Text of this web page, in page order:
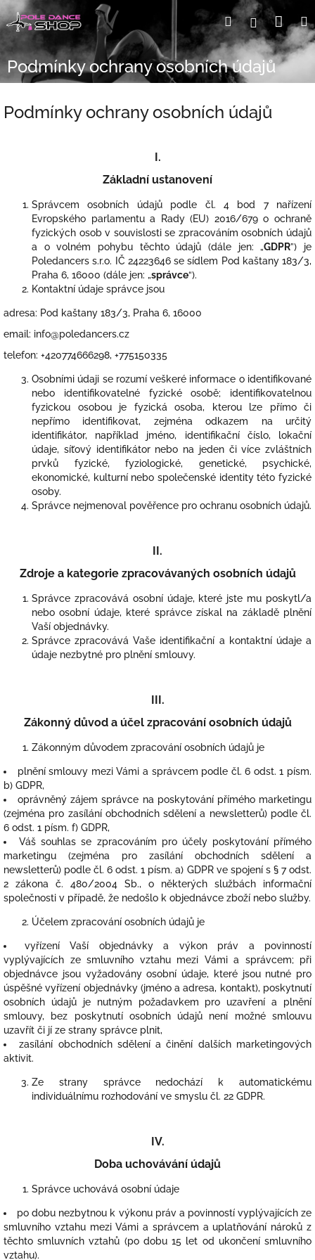
Přejít
na
obsah
HledatPřihlášení
Podmínky ochrany osobních údajů
Podmínky ochrany osobních údajů
I.
Základní ustanovení
Správcem osobních údajů podle čl. 4 bod 7 nařízení
Evropského parlamentu a Rady (EU) 2016/679 o ochraně
fyzických osob v souvislosti se zpracováním osobních údajů
a o volném pohybu těchto údajů (dále jen: „GDPR”) je
Poledancers s.r.o. IČ 24223646 se sídlem Pod kaštany 183/3,
Praha 6, 16000 (dále jen: „správce“).
Kontaktní údaje správce jsou
adresa: Pod kaštany 183/3, Praha 6, 16000
email: info@poledancers.cz
telefon: +420774666298, +775150335
Osobními údaji se rozumí veškeré informace o identifikované
nebo identifikovatelné fyzické osobě; identifikovatelnou
fyzickou osobou je fyzická osoba, kterou lze přímo či
nepřímo identifikovat, zejména odkazem na určitý
identifikátor, například jméno, identifikační číslo, lokační
údaje, síťový identifikátor nebo na jeden či více zvláštních
prvků fyzické, fyziologické, genetické, psychické,
ekonomické, kulturní nebo společenské identity této fyzické
osoby.
Správce nejmenoval pověřence pro ochranu osobních údajů.
II.
Zdroje a kategorie zpracovávaných osobních údajů
Správce zpracovává osobní údaje, které jste mu poskytl/a
nebo osobní údaje, které správce získal na základě plnění
Vaší objednávky.
Správce zpracovává Vaše identifikační a kontaktní údaje a
údaje nezbytné pro plnění smlouvy.
III.
Zákonný důvod a účel zpracování osobních údajů
Zákonným důvodem zpracování osobních údajů je
plnění smlouvy mezi Vámi a správcem podle čl. 6 odst. 1 písm.
b) GDPR,
oprávněný zájem správce na poskytování přímého marketingu
(zejména pro zasílání obchodních sdělení a newsletterů) podle čl.
6 odst. 1 písm. f) GDPR,
Váš souhlas se zpracováním pro účely poskytování přímého
marketingu (zejména pro zasílání obchodních sdělení a
newsletterů) podle čl. 6 odst. 1 písm. a) GDPR ve spojení s § 7 odst.
2 zákona č. 480/2004 Sb., o některých službách informační
společnosti v případě, že nedošlo k objednávce zboží nebo služby.
Účelem zpracování osobních údajů je
vyřízení Vaší objednávky a výkon práv a povinností
vyplývajících ze smluvního vztahu mezi Vámi a správcem; při
objednávce jsou vyžadovány osobní údaje, které jsou nutné pro
úspěšné vyřízení objednávky (jméno a adresa, kontakt), poskytnutí
osobních údajů je nutným požadavkem pro uzavření a plnění
smlouvy, bez poskytnutí osobních údajů není možné smlouvu
uzavřít či jí ze strany správce plnit,
zasílání obchodních sdělení a činění dalších marketingových
aktivit.
Ze strany správce nedochází k automatickému
individuálnímu rozhodování ve smyslu čl. 22 GDPR.
IV.
Doba uchovávání údajů
Správce uchovává osobní údaje
po dobu nezbytnou k výkonu práv a povinností vyplývajících ze
smluvního vztahu mezi Vámi a správcem a uplatňování nároků z
těchto smluvních vztahů (po dobu 15 let od ukončení smluvního
vztahu).